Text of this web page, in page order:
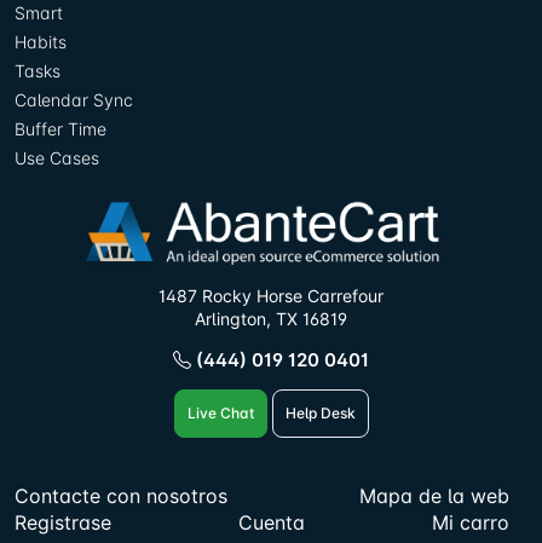
Smart
Habits
Tasks
Calendar Sync
Buffer Time
Use Cases
1487 Rocky Horse Carrefour
Arlington, TX 16819
(444) 019 120 0401
Live Chat Help Desk
Contacte con nosotros
Mapa de la web
Registrase
Cuenta Mi carro